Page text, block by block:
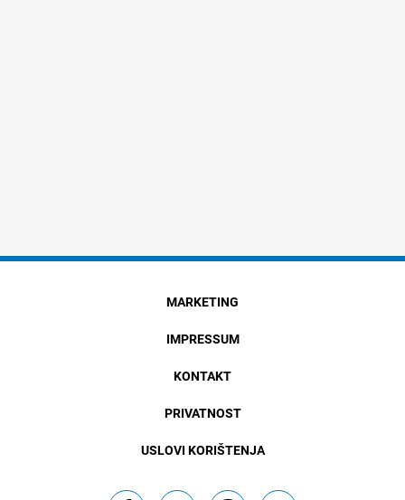
MARKETING
IMPRESSUM
KONTAKT
PRIVATNOST
USLOVI KORIŠTENJA